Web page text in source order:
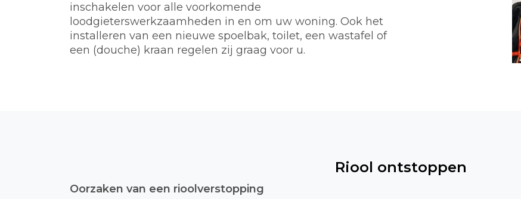
inschakelen voor alle voorkomende
loodgieterswerkzaamheden in en om uw woning. Ook het
installeren van een nieuwe spoelbak, toilet, een wastafel of
een (douche) kraan regelen zij graag voor u.
Riool ontstoppen
Oorzaken van een rioolverstopping